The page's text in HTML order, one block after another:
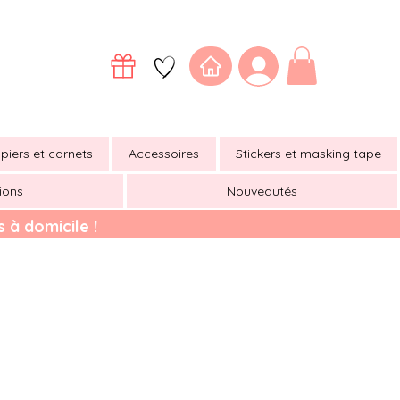
et carnets Accessoires Stickers et masking tape
Nouveautés
à domicile !